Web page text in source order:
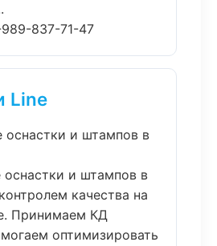
837-71-47
Line
оснастки и штампов в
оснастки и штампов в
качества на
Принимаем КД
оптимизировать